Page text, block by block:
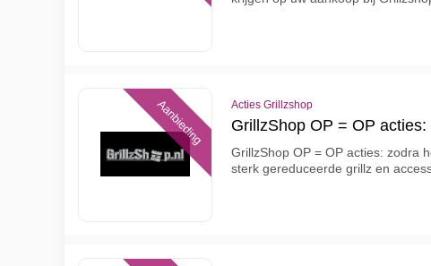
Aanbieding Acties Grillzshop
GrillzShop OP = OP
GrillzShop OP = OP acties: zodra
sterk gereduceerde grillz en